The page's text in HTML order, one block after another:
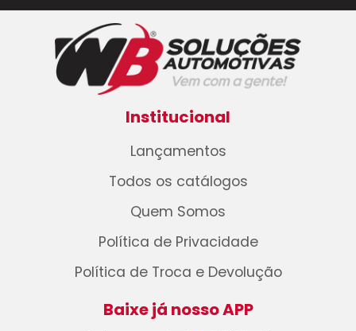
Institucional
Lançamentos
Todos os catálogos
Quem Somos
Política de Privacidade
Política de Troca e Devolução
Baixe já nosso APP